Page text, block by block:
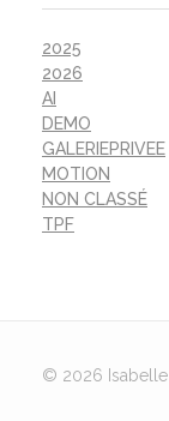
2025
2026
AI
DEMO
GALERIEPRIVEE
MOTION
NON CLASSÉ
TPF
© 2026 Isabelle